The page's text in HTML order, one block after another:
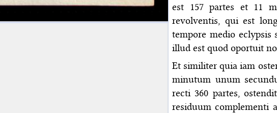
est 157 partes et 11
revolventis, qui est
tempore medio eclypsis
illud est quod oportuit
Et similiter quia iam
minutum unum
recti 360 partes,
residuum complementi